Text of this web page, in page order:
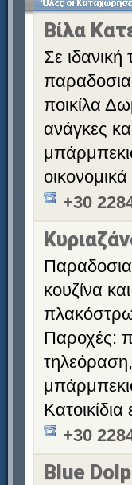
Βίλα
Σε
ποικίλα
ανάγκες
+30
κουζίνα
Παροχές:
+30
Blue